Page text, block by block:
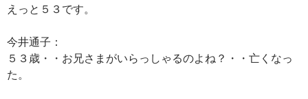
えっと５３です。
今井通子：
５３歳・・お兄さまがいらっしゃるのよね？・・亡くなっ
た。